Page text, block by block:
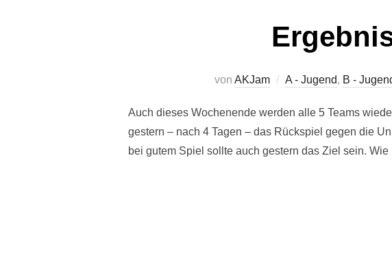
von AKJam A - Jugend, B -
Auch dieses Wochenende werden alle 5 Teams
gestern – nach 4 Tagen – das Rückspiel gegen die
bei gutem Spiel sollte auch gestern das Ziel sein.